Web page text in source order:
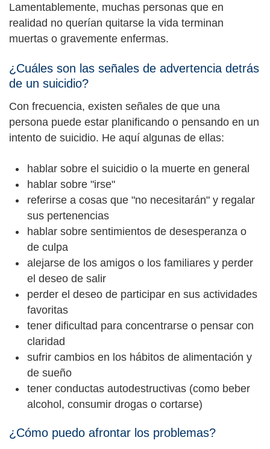
Lamentablemente, muchas personas que en
realidad no querían quitarse la vida terminan
muertas o gravemente enfermas.
¿Cuáles son las señales de advertencia detrás
de un suicidio?
Con frecuencia, existen señales de que una
persona puede estar planificando o pensando en un
intento de suicidio. He aquí algunas de ellas:
hablar sobre el suicidio o la muerte en general
hablar sobre "irse"
referirse a cosas que "no necesitarán" y regalar
sus pertenencias
hablar sobre sentimientos de desesperanza o
de culpa
alejarse de los amigos o los familiares y perder
el deseo de salir
perder el deseo de participar en sus actividades
favoritas
tener dificultad para concentrarse o pensar con
claridad
sufrir cambios en los hábitos de alimentación y
de sueño
tener conductas autodestructivas (como beber
alcohol, consumir drogas o cortarse)
¿Cómo puedo afrontar los problemas?